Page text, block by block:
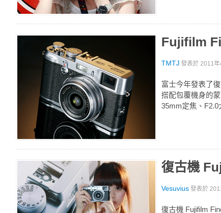
Fujifilm
TMTJ 發表於 2011
富士今年發表了
搭配包覆機身的
35mm定焦、
復古機
Vesuvius 發表於
復古機 Fujifilm